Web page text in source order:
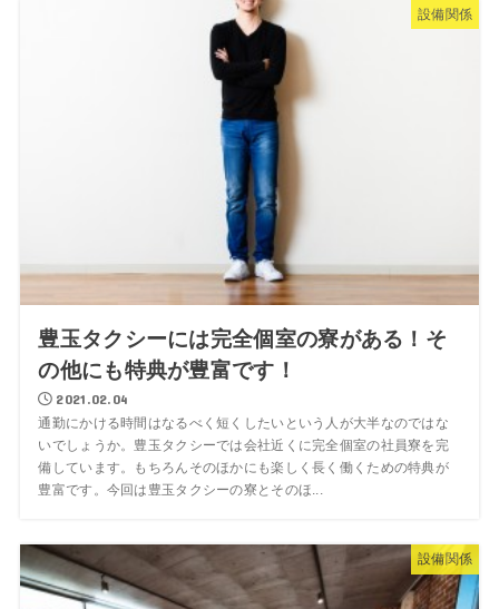
設備関係
豊玉タクシーには完全個室の寮がある！そ
の他にも特典が豊富です！
2021.02.04
通勤にかける時間はなるべく短くしたいという人が大半なのではな
いでしょうか。豊玉タクシーでは会社近くに完全個室の社員寮を完
備しています。もちろんそのほかにも楽しく長く働くための特典が
豊富です。今回は豊玉タクシーの寮とそのほ...
設備関係